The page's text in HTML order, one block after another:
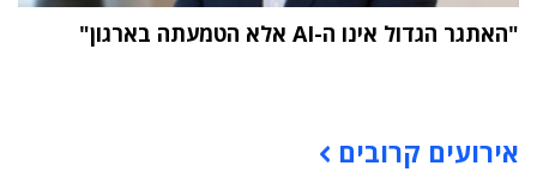
"האתגר הגדול אינו ה-AI אלא הטמעתה בארגון"
אירועים קרובים